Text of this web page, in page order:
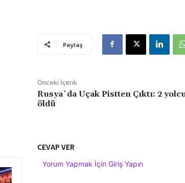
Paylaş
Önceki İçerik
Rusya`da Uçak Pistten Çıktı: 2
öldü
CEVAP VER
Yorum Yapmak İçin Giriş Yapın